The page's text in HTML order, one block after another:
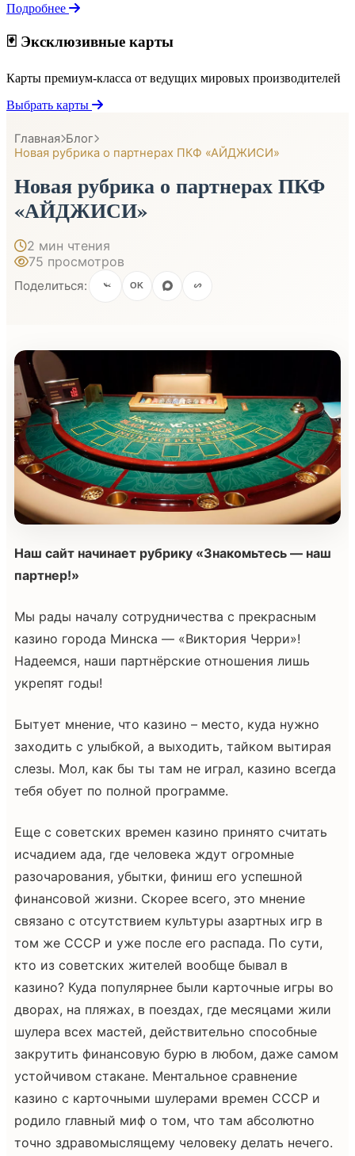
Подробнее
🃏 Эксклюзивные карты
Карты премиум-класса от ведущих мировых производителей
Выбрать карты
Главная Блог
Новая рубрика о партнерах ПКФ «АЙДЖИСИ»
Новая рубрика о партнерах ПКФ
«АЙДЖИСИ»
2 мин чтения
75 просмотров
Поделиться: OK
Наш сайт начинает рубрику «Знакомьтесь — наш
партнер!»
Мы рады началу сотрудничества с прекрасным
казино города Минска — «Виктория Черри»!
Надеемся, наши партнёрские отношения лишь
укрепят годы!
Бытует мнение, что казино – место, куда нужно
заходить с улыбкой, а выходить, тайком вытирая
слезы. Мол, как бы ты там не играл, казино всегда
тебя обует по полной программе.
Еще с советских времен казино принято считать
исчадием ада, где человека ждут огромные
разочарования, убытки, финиш его успешной
финансовой жизни. Скорее всего, это мнение
связано с отсутствием культуры азартных игр в
том же СССР и уже после его распада. По сути,
кто из советских жителей вообще бывал в
казино? Куда популярнее были карточные игры во
дворах, на пляжах, в поездах, где месяцами жили
шулера всех мастей, действительно способные
закрутить финансовую бурю в любом, даже самом
устойчивом стакане. Ментальное сравнение
казино с карточными шулерами времен СССР и
родило главный миф о том, что там абсолютно
точно здравомыслящему человеку делать нечего.